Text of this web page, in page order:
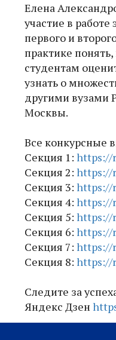
Елена
участие в
первого и
практике
студентам
узнать о
другими вузами
Москвы.
Все конкурсные
Секция 1: https://
Секция 2: https://
Секция 3: https://
Секция 4: https://
Секция 5: https://
Секция 6: https://
Секция 7: https://
Секция 8: https://
Следите за
Яндекс Дзен